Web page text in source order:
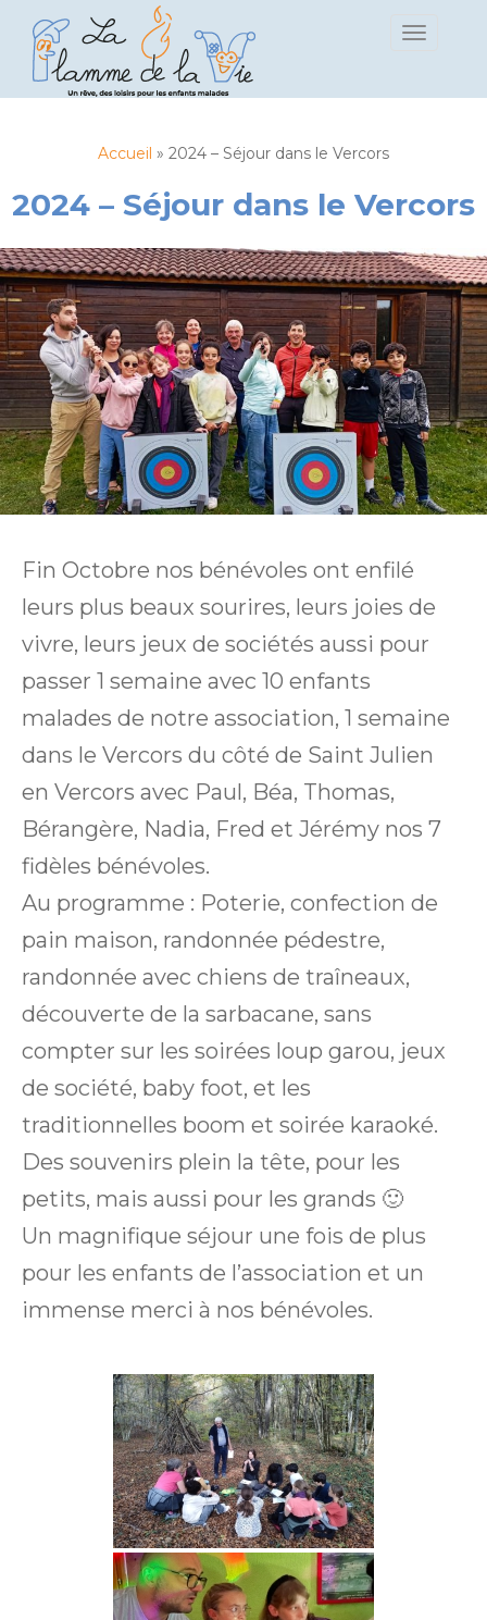
c
o
n
t
e
n
t
TOGGLE
Accueil » 2024 – Séjour dans le Vercors
2024 – Séjour dans le Vercors
Fin Octobre nos bénévoles ont enfilé
leurs plus beaux sourires, leurs joies de
vivre, leurs jeux de sociétés aussi pour
passer 1 semaine avec 10 enfants
malades de notre association, 1 semaine
dans le Vercors du côté de Saint Julien
en Vercors avec Paul, Béa, Thomas,
Bérangère, Nadia, Fred et Jérémy nos 7
fidèles bénévoles.
Au programme : Poterie, confection de
pain maison, randonnée pédestre,
randonnée avec chiens de traîneaux,
découverte de la sarbacane, sans
compter sur les soirées loup garou, jeux
de société, baby foot, et les
traditionnelles boom et soirée karaoké.
Des souvenirs plein la tête, pour les
petits, mais aussi pour les grands 🙂
Un magnifique séjour une fois de plus
pour les enfants de l’association et un
immense merci à nos bénévoles.